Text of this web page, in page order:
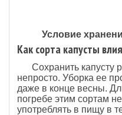
Условие
Как сорта капусты
Сохранить капусту
непросто. Уборка ее
даже в конце весны.
погребе этим сортам
употреблять в пищу в